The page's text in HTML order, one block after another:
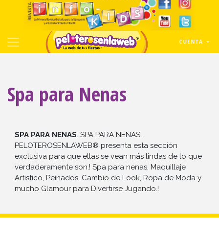
CUENTA
Spa para Nenas
SPA PARA NENAS. SPA PARA NENAS.
PELOTEROSENLAWEB® presenta esta sección
exclusiva para que ellas se vean más lindas de lo que
verdaderamente son.! Spa para nenas, Maquillaje
Artistico, Peinados, Cambio de Look, Ropa de Moda y
mucho Glamour para Divertirse Jugando.!